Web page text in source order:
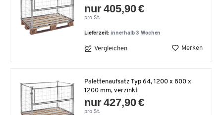
nur 405,90 €
pro St.
Lieferzeit: innerhalb 3 Wochen
Vergleichen Merken
Palettenaufsatz Typ 64, 1200 x 800 x
1200 mm, verzinkt
nur 427,90 €
pro St.